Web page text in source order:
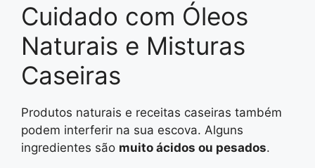
Cuidado com Óleos
Naturais e Misturas
Caseiras
Produtos naturais e receitas caseiras também
podem interferir na sua escova. Alguns
ingredientes são muito ácidos ou pesados.